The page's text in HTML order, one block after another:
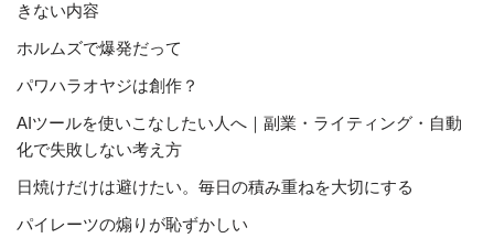
きない内容
ホルムズで爆発だって
パワハラオヤジは創作？
AIツールを使いこなしたい人へ｜副業・ライティング・自動
化で失敗しない考え方
日焼けだけは避けたい。毎日の積み重ねを大切にする
パイレーツの煽りが恥ずかしい